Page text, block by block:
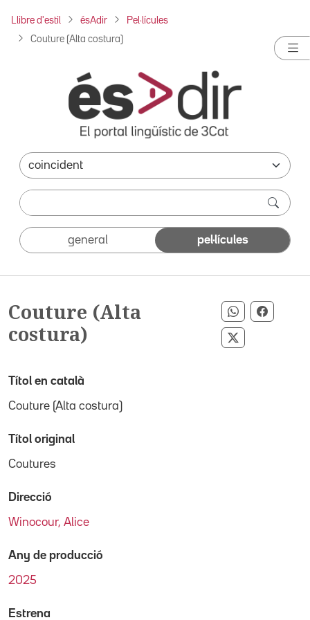
Llibre d'estil ésAdir Pel·lícules
Couture (Alta costura)
general pel·lícules
Couture (Alta
costura)
Compartir
Compartir
Títol en català
Couture (Alta costura)
Títol original
Coutures
Direcció
Winocour, Alice
Any de producció
2025
Estrena